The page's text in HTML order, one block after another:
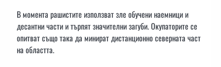
В момента рашистите използват зле обучени наемници и
десантни части и търпят значителни загуби. Окупаторите се
опитват също така да минират дистанционно северната част
на областта.